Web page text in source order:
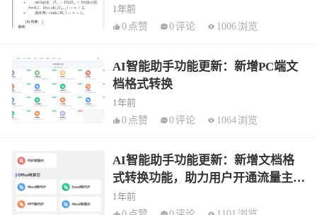
多模态模型
1年前
0 点赞 0评论 1006 浏览
AI智能助手功能更新：新增PC端文
档格式转换
1年前
0 点赞 0评论 1064 浏览
AI智能助手功能更新：新增文档格
式转换功能，助力用户开通流量主引
流
1年前